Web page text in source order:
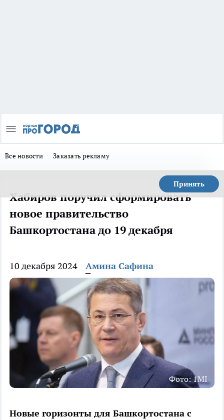
Все новости Заказать рекламу
Принять
Хабиров поручил сформировать
новое правительство
Башкортостана до 19 декабря
10 декабря 2024 Амина Сафина
Фото: 1MI
Новые горизонты для Башкортостана с